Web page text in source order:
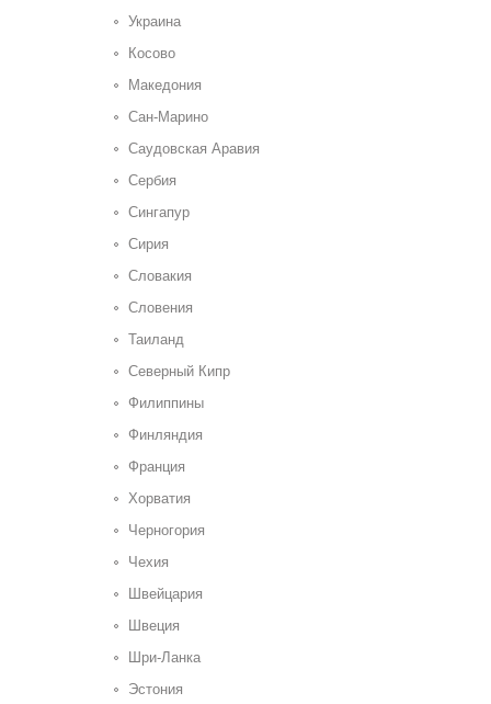
Украина
Косово
Македония
Сан-Марино
Саудовская Аравия
Сербия
Сингапур
Сирия
Словакия
Словения
Таиланд
Северный Кипр
Филиппины
Финляндия
Франция
Хорватия
Черногория
Чехия
Швейцария
Швеция
Шри-Ланка
Эстония